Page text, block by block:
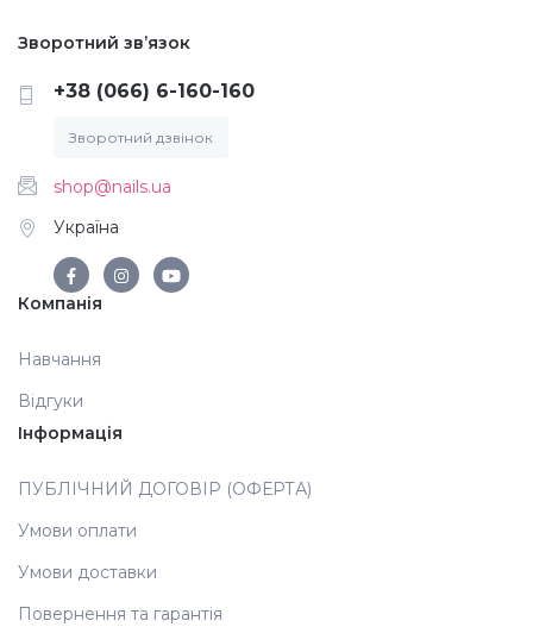
Фольга для лиття (ефект кракелюра)
Зворотний зв’язок
+38 (066) 6-160-160
Зворотний дзвінок
shop@nails.ua
Україна
Компанія
Навчання
Відгуки
Інформація
ПУБЛІЧНИЙ ДОГОВІР (ОФЕРТА)
Умови оплати
Умови доставки
Повернення та гарантія